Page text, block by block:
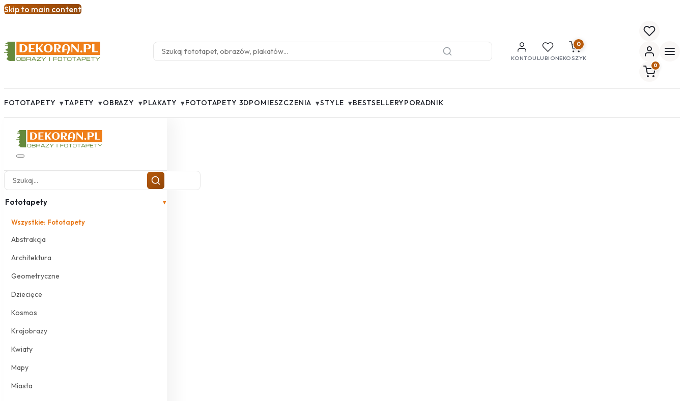
Skip to main content
KONTOULUBIONE
0
KOSZYK
0
FOTOTAPETY ▾TAPETY ▾OBRAZY ▾PLAKATY ▾FOTOTAPETY 3DPOMIESZCZENIA ▾STYLE ▾BESTSELLERYPORADNIK
Fototapety ▾
Wszystkie: Fototapety
Abstrakcja
Architektura
Geometryczne
Dziecięce
Kosmos
Krajobrazy
Kwiaty
Mapy
Miasta